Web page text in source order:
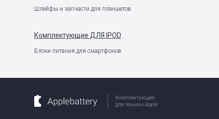
Шлейфы и запчасти для планшетов
Комплектующие ДЛЯ IPOD
Блоки питания для смартфонов
Комплектующие
для техники Apple